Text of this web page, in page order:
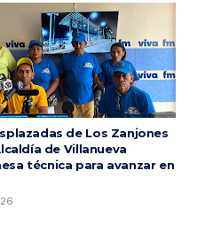
de Los Zanjones
de Villanueva
técnica para avanzar en